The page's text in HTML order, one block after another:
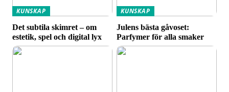
KUNSKAP
Det subtila skimret – om
estetik, spel och digital lyx
KUNSKAP
Julens bästa gåvoset:
Parfymer för alla smaker